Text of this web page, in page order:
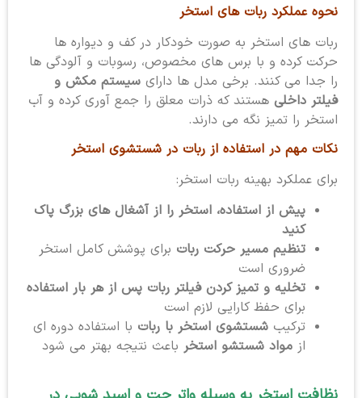
نحوه عملکرد ربات های استخر
ربات های استخر به صورت خودکار در کف و دیواره ها
حرکت کرده و با برس های مخصوص، رسوبات و آلودگی ها
را جدا می کنند. برخی مدل ها دارای سیستم مکش و
فیلتر داخلیهستند که ذرات معلق را جمع آوری کرده و آب
استخر را تمیز نگه می دارند.
نکات مهم در استفاده از ربات در شستشوی استخر
برای عملکرد بهینه ربات استخر:
پیش از استفاده، استخر را از آشغال های بزرگ پاک
کنید
تنظیم مسیر حرکت رباتبرای پوشش کامل استخر
ضروری است
تخلیه و تمیز کردن فیلتر ربات پس از هر بار استفاده
برای حفظ کارایی لازم است
ترکیب شستشوی استخر با رباتبا استفاده دوره ای
از مواد شستشو استخرباعث نتیجه بهتر می شود